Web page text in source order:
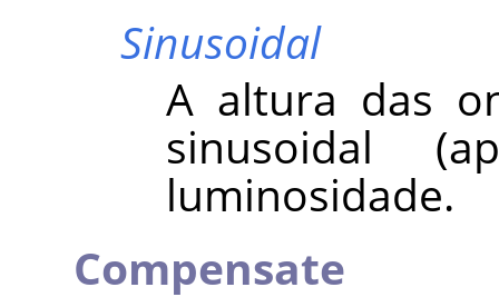
Sinusoidal
A altura das
sinusoidal
luminosidade.
Compensate